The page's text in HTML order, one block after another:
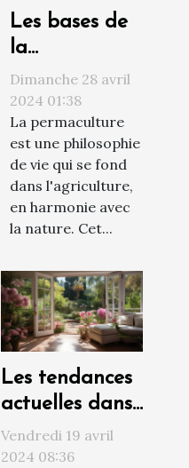
Les bases de
la
permaculture
pour un jardin
écologique et
autosuffisant
Dimanche 28 avril
2024 01:38
La permaculture
est une philosophie
de vie qui se fond
dans l'agriculture,
en harmonie avec
la nature. Cet...
Les tendances
actuelles dans
la conception
des jardins
Vendredi 19 avril
2024 08:36